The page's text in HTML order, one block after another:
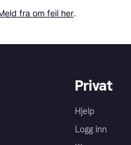
fra om feil her.
Privat
Hjelp
Logg inn